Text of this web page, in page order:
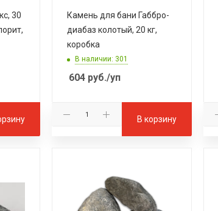
30
Камень для бани Габбро-
диабаз колотый, 20 кг,
коробка
В наличии: 301
604 руб./уп
В корзину